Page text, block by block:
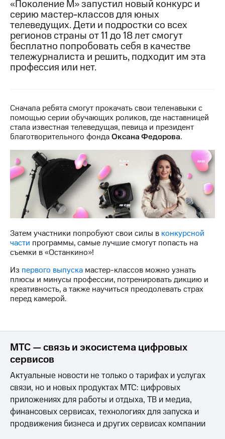
МТС
о технологиях
Достижения
Интервью
Контакты
Пригласить
спикера
и акционерам
Корпоративное
управление
Корпоративный
секретарь
Раскрытие
Информация
акционерам
Документы
"МТС"
Собрания
акционеров
Личный
Акционерный
Контроль
и
Рынок
акций
Описание
Программа
приобретения
«Поколение М» запустил новый конкурс и
серию мастер-классов для юных
телеведущих. Дети и подростки со всех
регионов страны от 11 до 18 лет смогут
бесплатно попробовать себя в качестве
тележурналиста и решить, подходит им эта
профессия или нет.
Сначала ребята смогут прокачать свои теленавыки с
помощью серии обучающих роликов, где наставницей
стала известная телеведущая, певица и президент
благотворительного фондаОксана Федорова.
Затем участники попробуют свои силы в конкурсной
части программы, самые лучшие смогут попасть на
съемки в «Останкино»!
Из первого выпуска мастер-классов можно узнать
плюсы и минусы профессии, потренировать дикцию и
креативность, а также научиться преодолевать страх
перед камерой.
МТС — связь и экосистема цифровых
сервисов
Актуальные новости не только о тарифах и услугах
связи, но и новых продуктах МТС: цифровых
приложениях для работы и отдыха, ТВ и медиа,
финансовых сервисах, технологиях для запуска и
продвижения бизнеса и других сервисах компании